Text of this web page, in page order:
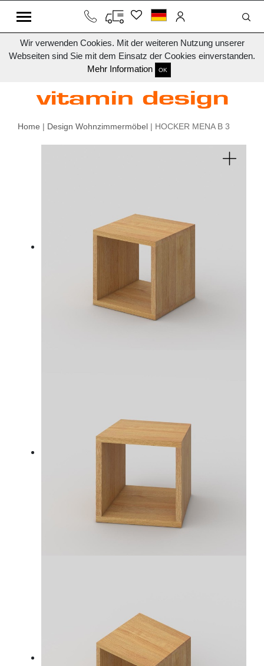
Wir verwenden Cookies. Mit der weiteren Nutzung unserer
Webseiten sind Sie mit dem Einsatz der Cookies einverstanden.
Mehr Information
OK
Home | Design Wohnzimmermöbel | HOCKER MENA B 3